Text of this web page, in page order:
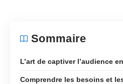
Sommaire
L’art de captiver l’audience
Comprendre les besoins et